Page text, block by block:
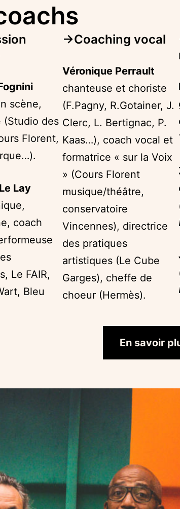
scène,
(Studio des
Florent,
Lay
coach
Le FAIR,
Bleu
→Coaching vocal
Véronique Perrault
chanteuse et choriste
(F.Pagny, R.Gotainer, J.
Clerc, L. Bertignac, P.
Kaas…), coach vocal et
formatrice « sur la Voix
» (Cours Florent
musique/théâtre,
conservatoire
Vincennes), directrice
des pratiques
artistiques (Le Cube
Garges), cheffe de
choeur (Hermès).
En savoir